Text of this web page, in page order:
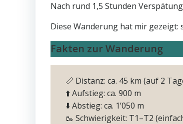
Nach rund 1,5 Stunden
Diese Wanderung hat mir gezeigt:
Fakten zur Wanderung
📏 Distanz: ca. 45 km (auf 2
⬆️ Aufstieg: ca. 900 m
⬇️ Abstieg: ca. 1’050 m
🥾 Schwierigkeit: T1–T2